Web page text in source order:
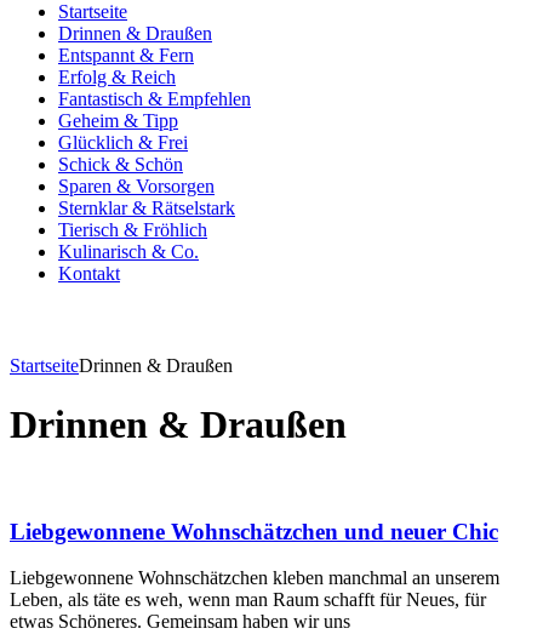
Startseite
Drinnen & Draußen
Entspannt & Fern
Erfolg & Reich
Fantastisch & Empfehlen
Geheim & Tipp
Glücklich & Frei
Schick & Schön
Sparen & Vorsorgen
Sternklar & Rätselstark
Tierisch & Fröhlich
Kulinarisch & Co.
Kontakt
StartseiteDrinnen & Draußen
Drinnen & Draußen
Liebgewonnene Wohnschätzchen und neuer Chic
Liebgewonnene Wohnschätzchen kleben manchmal an unserem
Leben, als täte es weh, wenn man Raum schafft für Neues, für
etwas Schöneres. Gemeinsam haben wir uns